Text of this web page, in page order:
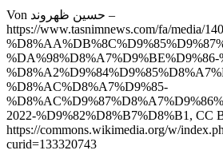
Von حسین ظهروند –
https://www.tasnimnews.com/fa/media/
%DA%98%D8%A7%D9%BE%D9%86-
%D8%AC%D8%A7%D9%85-
2022-%D9%82%D8%B7%D8%B1, CC
https://commons.wikimedia.org/w/
curid=133320743